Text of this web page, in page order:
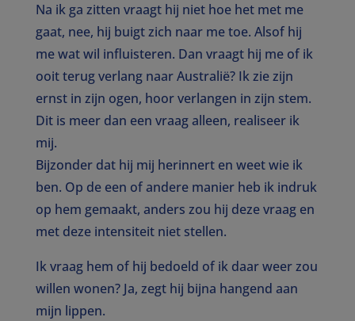
Na ik ga zitten vraagt hij niet hoe het met me
gaat, nee, hij buigt zich naar me toe. Alsof hij
me wat wil influisteren. Dan vraagt hij me of ik
ooit terug verlang naar Australië? Ik zie zijn
ernst in zijn ogen, hoor verlangen in zijn stem.
Dit is meer dan een vraag alleen, realiseer ik
mij.
Bijzonder dat hij mij herinnert en weet wie ik
ben. Op de een of andere manier heb ik indruk
op hem gemaakt, anders zou hij deze vraag en
met deze intensiteit niet stellen.
Ik vraag hem of hij bedoeld of ik daar weer zou
willen wonen? Ja, zegt hij bijna hangend aan
mijn lippen.